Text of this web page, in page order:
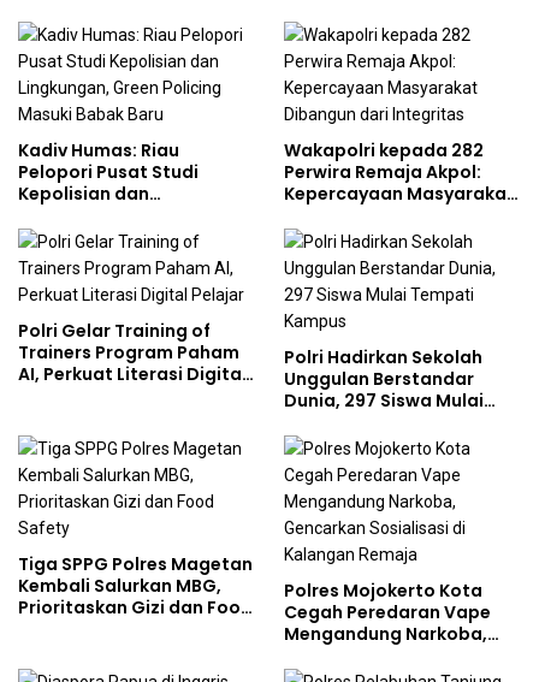
Era Digital
Kadiv Humas: Riau
Pelopori Pusat Studi
Kepolisian dan
Policing Masuki Babak
Baru
Wakapolri kepada 282
Perwira Remaja Akpol:
Kepercayaan Masyarakat
Polri Gelar Training of
Trainers Program Paham
AI, Perkuat Literasi Digital
Polri Hadirkan Sekolah
Unggulan Berstandar
Dunia, 297 Siswa Mulai
Tiga SPPG Polres Magetan
Kembali Salurkan MBG,
Prioritaskan Gizi dan Food
Polres Mojokerto Kota
Cegah Peredaran Vape
Mengandung Narkoba,
Kalangan Remaja